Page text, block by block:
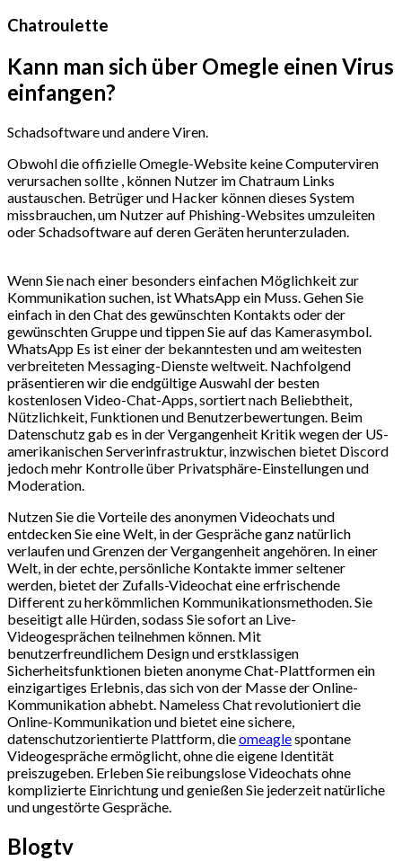
Chatroulette
Kann man sich über Omegle einen Virus
einfangen?
Schadsoftware und andere Viren.
Obwohl die offizielle Omegle-Website keine Computerviren
verursachen sollte , können Nutzer im Chatraum Links
austauschen. Betrüger und Hacker können dieses System
missbrauchen, um Nutzer auf Phishing-Websites umzuleiten
oder Schadsoftware auf deren Geräten herunterzuladen.
Wenn Sie nach einer besonders einfachen Möglichkeit zur
Kommunikation suchen, ist WhatsApp ein Muss. Gehen Sie
einfach in den Chat des gewünschten Kontakts oder der
gewünschten Gruppe und tippen Sie auf das Kamerasymbol.
WhatsApp Es ist einer der bekanntesten und am weitesten
verbreiteten Messaging-Dienste weltweit. Nachfolgend
präsentieren wir die endgültige Auswahl der besten
kostenlosen Video-Chat-Apps, sortiert nach Beliebtheit,
Nützlichkeit, Funktionen und Benutzerbewertungen. Beim
Datenschutz gab es in der Vergangenheit Kritik wegen der US-
amerikanischen Serverinfrastruktur, inzwischen bietet Discord
jedoch mehr Kontrolle über Privatsphäre-Einstellungen und
Moderation.
Nutzen Sie die Vorteile des anonymen Videochats und
entdecken Sie eine Welt, in der Gespräche ganz natürlich
verlaufen und Grenzen der Vergangenheit angehören. In einer
Welt, in der echte, persönliche Kontakte immer seltener
werden, bietet der Zufalls-Videochat eine erfrischende
Different zu herkömmlichen Kommunikationsmethoden. Sie
beseitigt alle Hürden, sodass Sie sofort an Live-
Videogesprächen teilnehmen können. Mit
benutzerfreundlichem Design und erstklassigen
Sicherheitsfunktionen bieten anonyme Chat-Plattformen ein
einzigartiges Erlebnis, das sich von der Masse der Online-
Kommunikation abhebt. Nameless Chat revolutioniert die
Online-Kommunikation und bietet eine sichere,
datenschutzorientierte Plattform, dieomeaglespontane
Videogespräche ermöglicht, ohne die eigene Identität
preiszugeben. Erleben Sie reibungslose Videochats ohne
komplizierte Einrichtung und genießen Sie jederzeit natürliche
und ungestörte Gespräche.
Blogtv